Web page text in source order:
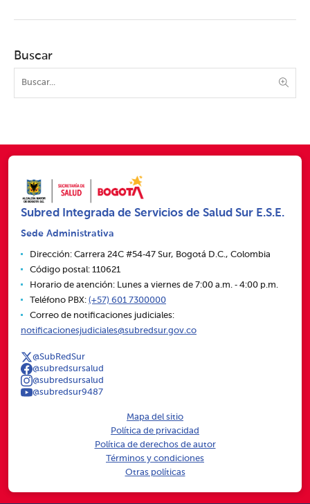
Buscar
Subred Integrada de Servicios de Salud Sur E.S.E.
Sede Administrativa
Dirección: Carrera 24C #54‑47 Sur, Bogotá D.C., Colombia
Código postal: 110621
Horario de atención: Lunes a viernes de 7:00 a.m. ‑ 4:00 p.m.
Teléfono PBX: (+57) 601 7300000
Correo de notificaciones judiciales:
notificacionesjudiciales@subredsur.gov.co
@SubRedSur
@subredsursalud
@subredsursalud
@subredsur9487
Mapa del sitio
Política de privacidad
Política de derechos de autor
Términos y condiciones
Otras políticas